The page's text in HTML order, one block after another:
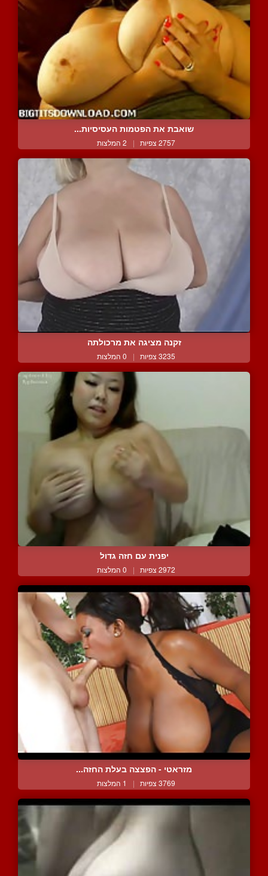
שואבת את הפטמות העסיסיות...
2757 צפיות | 2 המלצות
זקנה מציגה את מרכולתה
3235 צפיות | 0 המלצות
יפנית עם חזה גדול
2972 צפיות | 0 המלצות
מזראטי - הפצצה בעלת החזה...
3769 צפיות | 1 המלצות